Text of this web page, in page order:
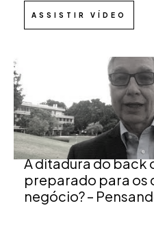
ASSISTIR VÍDEO
A ditadura do back
preparado para os
negócio? –